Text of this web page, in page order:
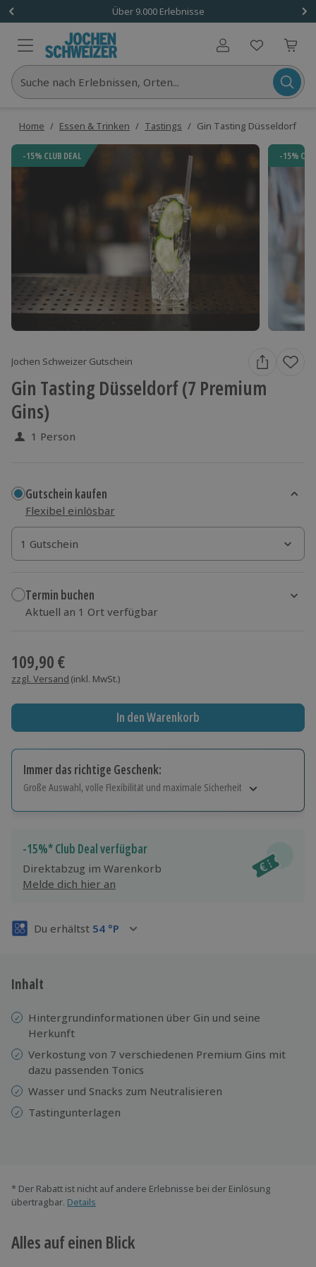
Über 9.000 Erlebnisse
Benutzerkonto
Suche nach Erlebnissen, Orten...
Home / Essen & Trinken / Tastings / Gin Tasting Düsseldorf (7
-15% CLUB DEAL -15%
Jochen Schweizer Gutschein
Gin Tasting Düsseldorf (7 Premium
Gins)
1 Person
Gutschein kaufen
Flexibel einlösbar
1 Gutschein
1 Gutschein
1 Gutschein
Termin buchen
Aktuell an 1 Ort verfügbar
109,90 €
zzgl. Versand (inkl. MwSt.)
In den Warenkorb
Immer das richtige Geschenk:
Große Auswahl, volle Flexibilität und maximale Sicherheit
Jeder Gutschein für alle Erlebnisse einlösbar.
Maximale Sicherheit
3 Jahre gültig & verlängerbar.
-15%* Club Deal verfügbar
Direktabzug im Warenkorb
Melde dich hier an
Du erhältst 54 °P
Inhalt
Hintergrundinformationen über Gin und seine
Herkunft
Verkostung von 7 verschiedenen Premium Gins mit
dazu passenden Tonics
Wasser und Snacks zum Neutralisieren
Tastingunterlagen
* Der Rabatt ist nicht auf andere Erlebnisse bei der Einlösung
übertragbar. Details
Alles auf einen Blick